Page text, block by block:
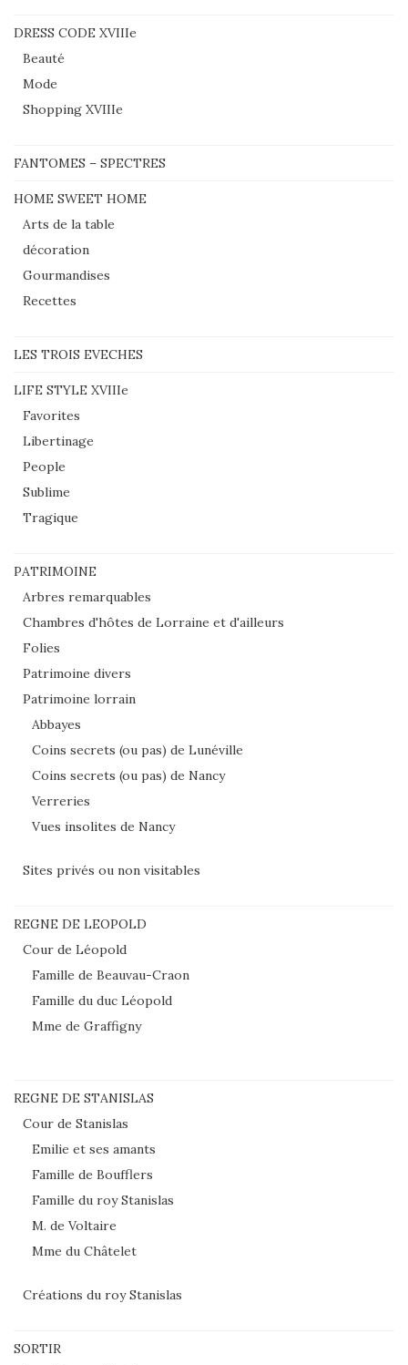
DRESS CODE XVIIIe
Beauté
Mode
Shopping XVIIIe
FANTOMES – SPECTRES
HOME SWEET HOME
Arts de la table
décoration
Gourmandises
Recettes
LES TROIS EVECHES
LIFE STYLE XVIIIe
Favorites
Libertinage
People
Sublime
Tragique
PATRIMOINE
Arbres remarquables
Chambres d'hôtes de Lorraine et d'ailleurs
Folies
Patrimoine divers
Patrimoine lorrain
Abbayes
Coins secrets (ou pas) de Lunéville
Coins secrets (ou pas) de Nancy
Verreries
Vues insolites de Nancy
Sites privés ou non visitables
REGNE DE LEOPOLD
Cour de Léopold
Famille de Beauvau-Craon
Famille du duc Léopold
Mme de Graffigny
REGNE DE STANISLAS
Cour de Stanislas
Emilie et ses amants
Famille de Boufflers
Famille du roy Stanislas
M. de Voltaire
Mme du Châtelet
Créations du roy Stanislas
SORTIR